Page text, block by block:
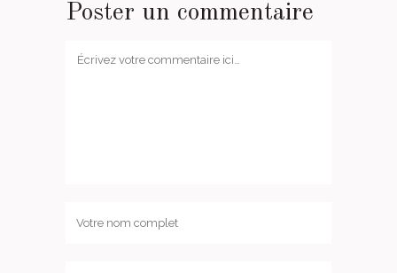
Poster un commentaire